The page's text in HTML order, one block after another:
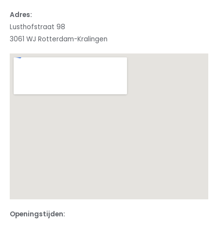
Adres:
Lusthofstraat 98
3061 WJ Rotterdam-Kralingen
Openingstijden: